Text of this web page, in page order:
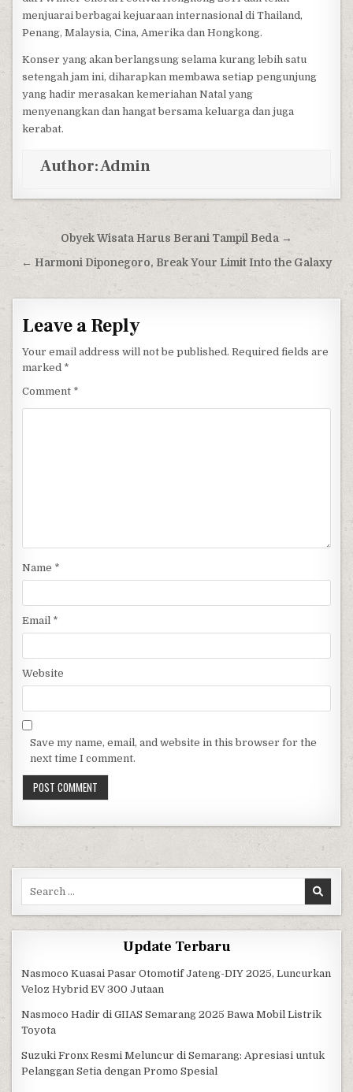
menjuarai berbagai kejuaraan internasional di Thailand,
Penang, Malaysia, Cina, Amerika dan Hongkong.
Konser yang akan berlangsung selama kurang lebih satu
setengah jam ini, diharapkan membawa setiap pengunjung
yang hadir merasakan kemeriahan Natal yang
menyenangkan dan hangat bersama keluarga dan juga
kerabat.
Author:Admin
Post navigation
Obyek Wisata Harus Berani Tampil Beda →
← Harmoni Diponegoro, Break Your Limit Into the Galaxy
Leave a Reply
Your email address will not be published. Required fields are
marked *
Comment *
Name *
Email *
Website
Save my name, email, and website in this browser for the
next time I comment.
Update Terbaru
Nasmoco Kuasai Pasar Otomotif Jateng-DIY 2025, Luncurkan
Veloz Hybrid EV 300 Jutaan
Nasmoco Hadir di GIIAS Semarang 2025 Bawa Mobil Listrik
Toyota
Suzuki Fronx Resmi Meluncur di Semarang: Apresiasi untuk
Pelanggan Setia dengan Promo Spesial